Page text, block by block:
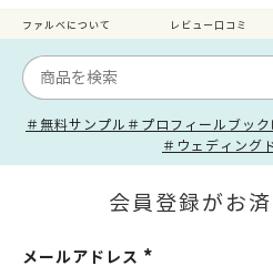
ファルべについて レビュー口コミ
＃無料サンプル ＃プロフィールブック
＃ウェディング
会員登録がお
メールアドレス